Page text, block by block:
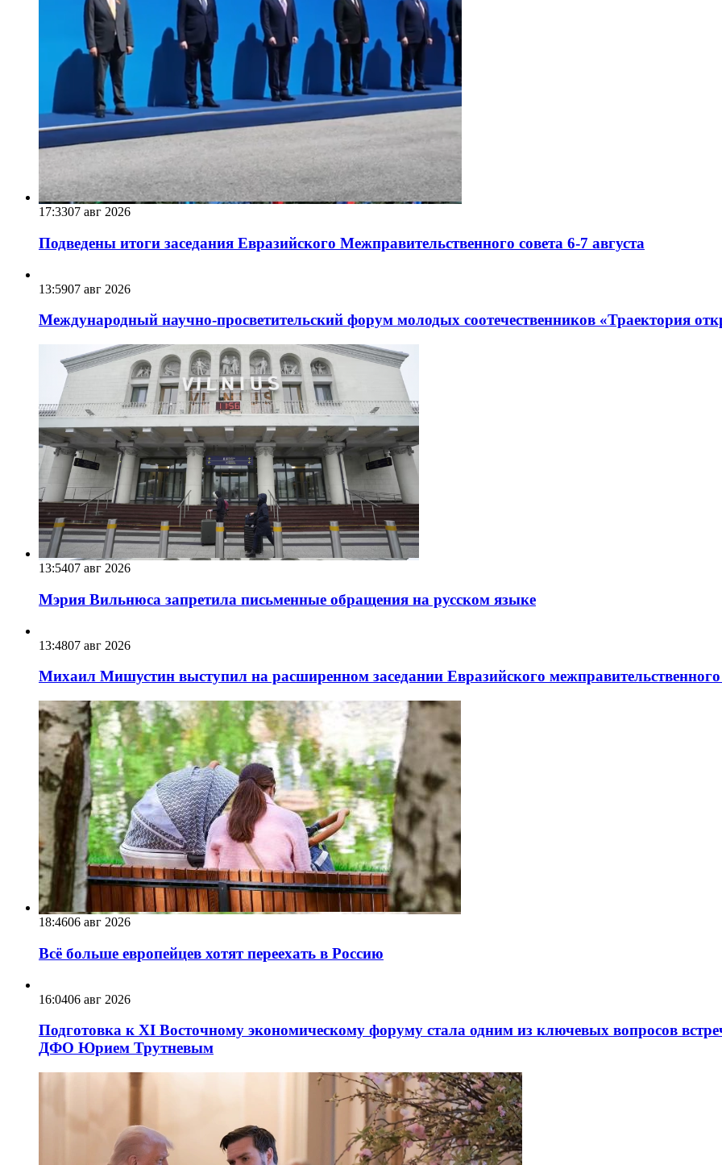
17:3307 авг 2026
Подведены итоги заседания Евразийского Межправительственного совета 6-7 августа
13:5907 авг 2026
Международный научно-просветительский форум молодых соотечественников «Траектория
13:5407 авг 2026
Мэрия Вильнюса запретила письменные обращения на русском языке
13:4807 авг 2026
Михаил Мишустин выступил на расширенном заседании Евразийского
18:4606 авг 2026
Всё больше европейцев хотят переехать в Россию
16:0406 авг 2026
Подготовка к XI Восточному экономическому форуму стала одним из ключевых вопросов
ДФО Юрием Трутневым